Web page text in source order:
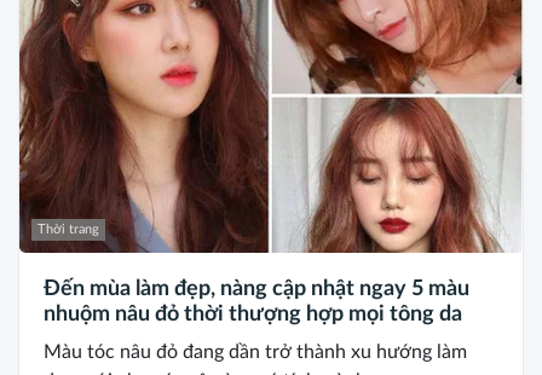
Thời trang
Đến mùa làm đẹp, nàng cập nhật ngay 5 màu
nhuộm nâu đỏ thời thượng hợp mọi tông da
Màu tóc nâu đỏ đang dần trở thành xu hướng làm